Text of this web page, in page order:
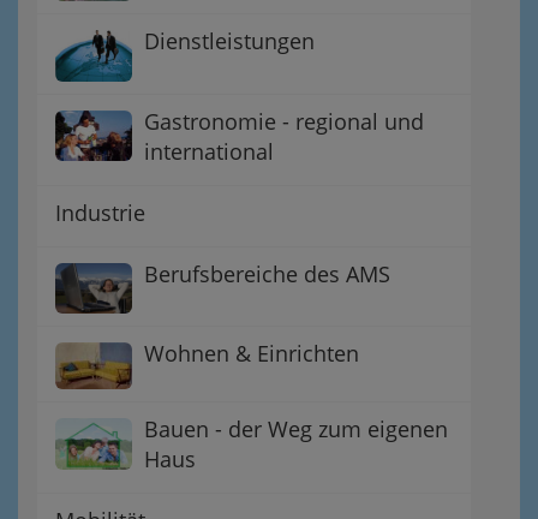
Dienstleistungen
Gastronomie - regional und
international
Industrie
Berufsbereiche des AMS
Wohnen & Einrichten
Bauen - der Weg zum eigenen
Haus